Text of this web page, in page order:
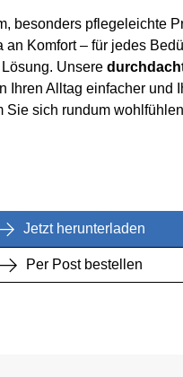
besonders pflegeleichte
an Komfort – für jedes
Unsere
Ihren Alltag einfacher und
Sie sich rundum
Jetzt herunterladen
Per Post bestellen